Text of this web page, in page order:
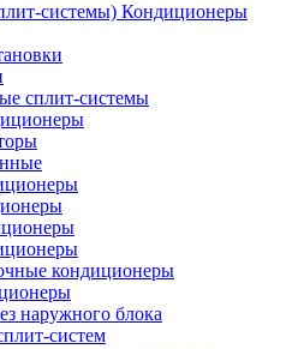
Кондиционеры
сплит-системы
кондиционеры
наружного блока
систем